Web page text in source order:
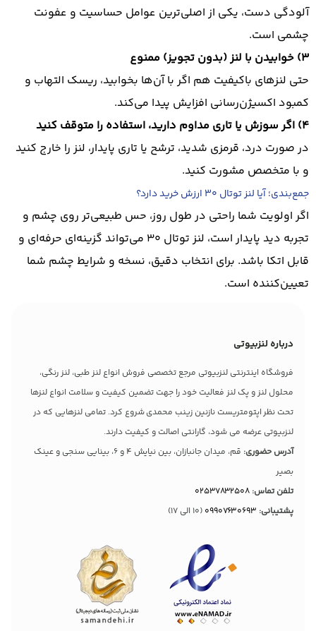
آلودگی دست، یکی از اصلی‌ترین عوامل حساسیت و عفونت
چشمی است.
3) خوابیدن با لنز (بدون تجویز) ممنوع
حتی لنزهای باکیفیت هم اگر با آن‌ها بخوابید، ریسک التهاب و
کمبود اکسیژن‌رسانی افزایش پیدا می‌کند.
4) اگر سوزش یا تاری مداوم دارید، استفاده را متوقف کنید
در صورت درد، قرمزی شدید، ترشح یا تاری پایدار، لنز را خارج کنید
و با متخصص مشورت کنید.
جمع‌بندی؛ آیا لنز توتال 30 ارزش خرید دارد؟
اگر اولویت شما راحتی در طول روز، حس طبیعی‌تر روی چشم و
تجربه دید پایدار است، لنز توتال 30 می‌تواند گزینه‌ای حرفه‌ای و
قابل اتکا باشد. برای انتخاب دقیق، نسخه و شرایط چشم شما
تعیین‌کننده است.
درباره لنزبیوتی
فروشگاه اینترنتی لنزبیوتی مرجع تخصصی فروش انواع لنز طبی، لنز رنگی،
محلول لنز و پک لنز فعالیت خود را جهت تضمین کیفیت و سلامت انواع لنزها
تحت نظر اپتومتریست نازنین زینب محمدی شروع کرد. تمامی لنزهایی که در
لنزبیوتی عرضه می شود، گارانتی اصالت و کیفیت دارند.
آدرس حضوری:
قم، میدان جانبازان، بین نیایش 4 و 6، بینایی سنجی و عینک
بصیر
تلفن تماس: 02537832508
پشتیبانی: 09907630693 (10 الی 17)